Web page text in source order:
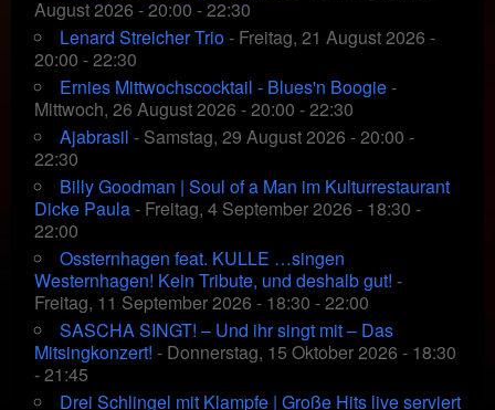
August 2026 - 20:00 - 22:30
Lenard Streicher Trio- Freitag, 21 August 2026 -
20:00 - 22:30
Ernies Mittwochscocktail - Blues'n Boogie-
Mittwoch, 26 August 2026 - 20:00 - 22:30
Ajabrasil - Samstag, 29 August 2026 - 20:00 -
22:30
Billy Goodman | Soul of a Man im Kulturrestaurant
Dicke Paula- Freitag, 4 September 2026 - 18:30 -
22:00
Ossternhagen feat. KULLE …singen
Westernhagen! Kein Tribute, und deshalb gut! -
Freitag, 11 September 2026 - 18:30 - 22:00
SASCHA SINGT! – Und ihr singt mit – Das
Mitsingkonzert! - Donnerstag, 15 Oktober 2026 - 18:30
- 21:45
Drei Schlingel mit Klampfe | Große Hits live serviert